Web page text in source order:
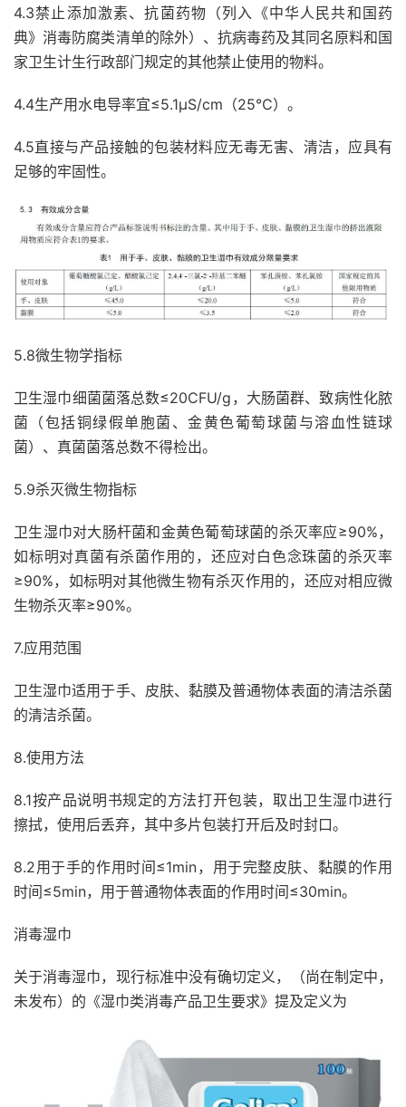
4.3禁止添加激素、抗菌药物（列入《中华人民共和国药
典》消毒防腐类清单的除外）、抗病毒药及其同名原料和国
家卫生计生行政部门规定的其他禁止使用的物料。
4.4生产用水电导率宜≤5.1μS/cm（25℃）。
4.5直接与产品接触的包装材料应无毒无害、清洁，应具有
足够的牢固性。
5.8微生物学指标
卫生湿巾细菌菌落总数≤20CFU/g，大肠菌群、致病性化脓
菌（包括铜绿假单胞菌、金黄色葡萄球菌与溶血性链球
菌）、真菌菌落总数不得检出。
5.9杀灭微生物指标
卫生湿巾对大肠杆菌和金黄色葡萄球菌的杀灭率应≥90%，
如标明对真菌有杀菌作用的，还应对白色念珠菌的杀灭率
≥90%，如标明对其他微生物有杀灭作用的，还应对相应微
生物杀灭率≥90%。
7.应用范围
卫生湿巾适用于手、皮肤、黏膜及普通物体表面的清洁杀菌
的清洁杀菌。
8.使用方法
8.1按产品说明书规定的方法打开包装，取出卫生湿巾进行
擦拭，使用后丢弃，其中多片包装打开后及时封口。
8.2用于手的作用时间≤1min，用于完整皮肤、黏膜的作用
时间≤5min，用于普通物体表面的作用时间≤30min。
消毒湿巾
关于消毒湿巾，现行标准中没有确切定义，（尚在制定中，
未发布）的《湿巾类消毒产品卫生要求》提及定义为